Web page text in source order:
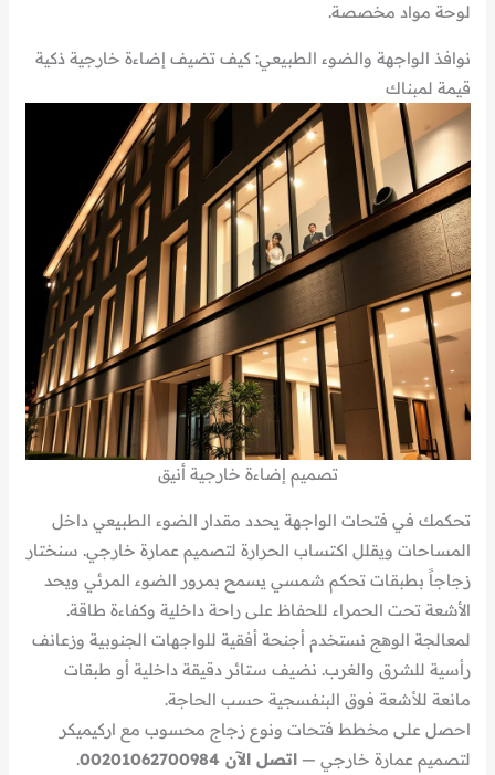
لوحة مواد مخصصة.
نوافذ الواجهة والضوء الطبيعي: كيف تضيف إضاءة خارجية ذكية
قيمة لمبناك
تصميم إضاءة خارجية أنيق
تحكمك في فتحات الواجهة يحدد مقدار الضوء الطبيعي داخل
المساحات ويقلل اكتساب الحرارة لتصميم عمارة خارجي. سنختار
زجاجاً بطبقات تحكم شمسي يسمح بمرور الضوء المرئي ويحد
الأشعة تحت الحمراء للحفاظ على راحة داخلية وكفاءة طاقة.
لمعالجة الوهج نستخدم أجنحة أفقية للواجهات الجنوبية وزعانف
رأسية للشرق والغرب. نضيف ستائر دقيقة داخلية أو طبقات
مانعة للأشعة فوق البنفسجية حسب الحاجة.
احصل على مخطط فتحات ونوع زجاج محسوب مع اركيميكر
لتصميم عمارة خارجي —اتصل الآن 00201062700984
.